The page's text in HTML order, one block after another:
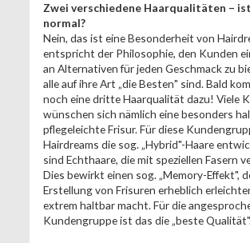
Zwei verschiedene Haarqualitäten –
normal?
Nein, das ist eine Besonderheit von
entspricht der Philosophie, den Kunden
an Alternativen für jeden Geschmack zu
alle auf ihre Art „die Besten" sind. Bald
noch eine dritte Haarqualität dazu! Viele
wünschen sich nämlich eine besonders
pflegeleichte Frisur. Für diese
Hairdreams die sog. „Hybrid"-Haare
sind Echthaare, die mit speziellen Fasern
Dies bewirkt einen sog. „Memory-Effekt",
Erstellung von Frisuren erheblich
extrem haltbar macht. Für die
Kundengruppe ist das die „beste